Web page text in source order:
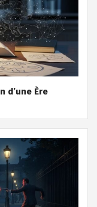
d’une Ère